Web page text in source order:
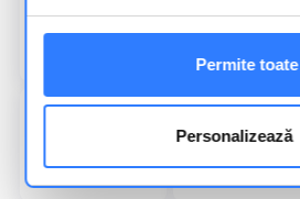
Permite toate
Personalizează